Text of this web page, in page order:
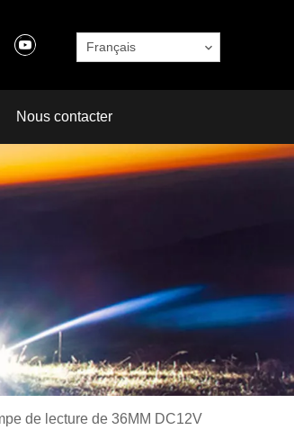
Français
Nous contacter
de lecture de 36MM DC12V